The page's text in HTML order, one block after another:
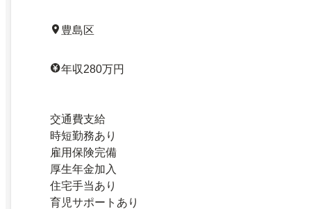
豊島区
年収280万円
交通費支給
時短勤務あり
雇用保険完備
厚生年金加入
住宅手当あり
育児サポートあり